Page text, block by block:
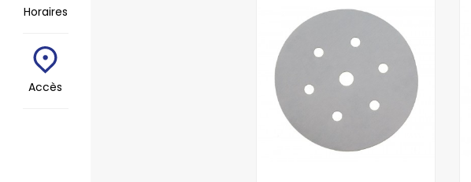
Horaires
Accès